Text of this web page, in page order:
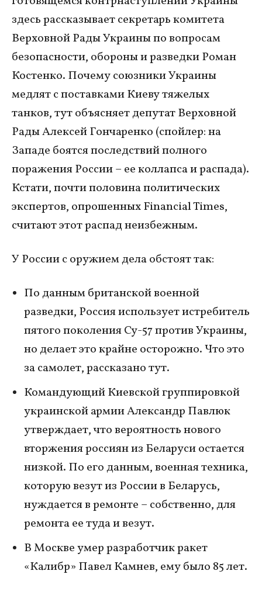
здесь рассказывает секретарь комитета
Верховной Рады Украины по вопросам
безопасности, обороны и разведки Роман
Костенко. Почему союзники Украины
медлят с поставками Киеву тяжелых
танков, тут объясняет депутат Верховной
Рады Алексей Гончаренко (спойлер: на
Западе боятся последствий полного
поражения России – ее коллапса и распада).
Кстати, почти половина политических
экспертов, опрошенных Financial Times,
считают этот распад неизбежным.
У России с оружием дела обстоят так:
По данным британской военной
разведки, Россия использует истребитель
пятого поколения Су-57 против Украины,
но делает это крайне осторожно. Что это
за самолет, рассказано тут.
Командующий Киевской группировкой
украинской армии Александр Павлюк
утверждает, что вероятность нового
вторжения россиян из Беларуси остается
низкой. По его данным, военная техника,
которую везут из России в Беларусь,
нуждается в ремонте – собственно, для
ремонта ее туда и везут.
В Москве умер разработчик ракет
«Калибр» Павел Камнев, ему было 85 лет.